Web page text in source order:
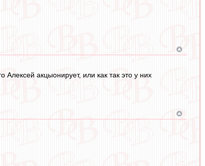
акцыонирует, или как так это у них